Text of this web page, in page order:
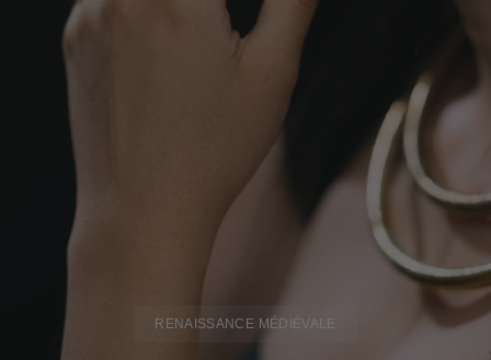
RENAISSANCE MÉDIÉVALE